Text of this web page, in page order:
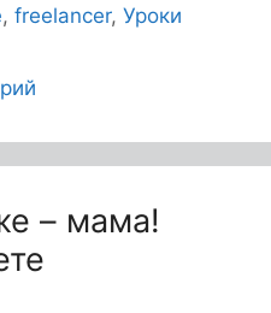
,freelancer,Уроки
– мама!